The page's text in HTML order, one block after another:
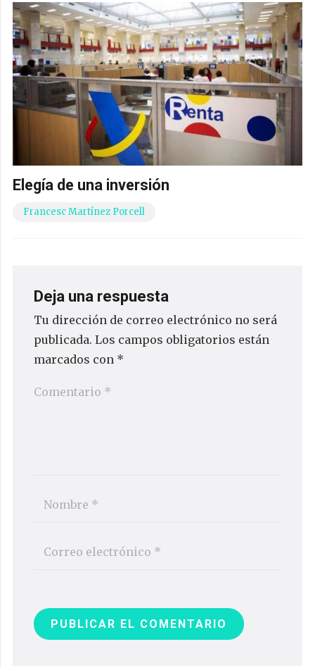
Elegía de una inversión
Francesc Martínez Porcell
Deja una respuesta
Tu dirección de correo electrónico no será
publicada. Los campos obligatorios están
marcados con *
PUBLICAR EL COMENTARIO